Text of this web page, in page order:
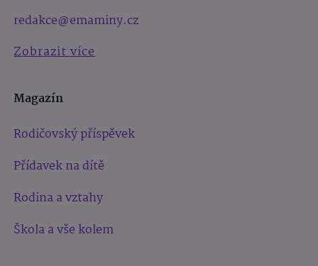
redakce@emaminy.cz
Zobrazit více
Magazín
Rodičovský příspěvek
Přídavek na dítě
Rodina a vztahy
Škola a vše kolem